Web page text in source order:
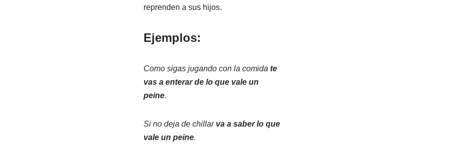
reprenden a sus hijos.
Ejemplos:
Como sigas jugando con la comida te
vas a enterar de lo que vale un
peine.
Si no deja de chillar va a saber lo que
vale un peine.